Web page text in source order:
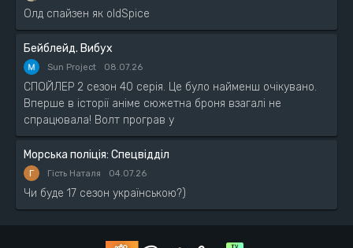
Олд спайзен як oldSpice
Бейблейд. Вибух
Sun Project 08.07.26
СПОЙЛЕР 2 сезон 40 серія. Це було найменш очікувано.
Вперше в історії аніме сюжетна броня взагалі не
спрацювала! Волт програв у
Морська поліція: Спецвідділ
Г Гість Наталя 04.07.26
Чи буде 17 сезон українською?)